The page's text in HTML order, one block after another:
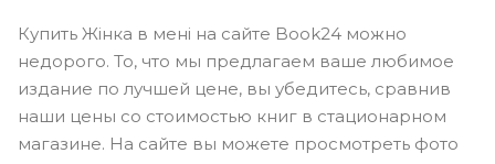
Купить Жінка в мені на сайте Book24 можно
недорого. То, что мы предлагаем ваше любимое
издание по лучшей цене, вы убедитесь, сравнив
наши цены со стоимостью книг в стационарном
магазине. На сайте вы можете просмотреть фото